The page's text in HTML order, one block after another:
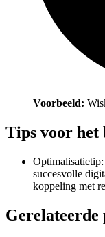
Voorbeeld:
Tips voor het
succesvolle
koppeling met
Gerelateerde